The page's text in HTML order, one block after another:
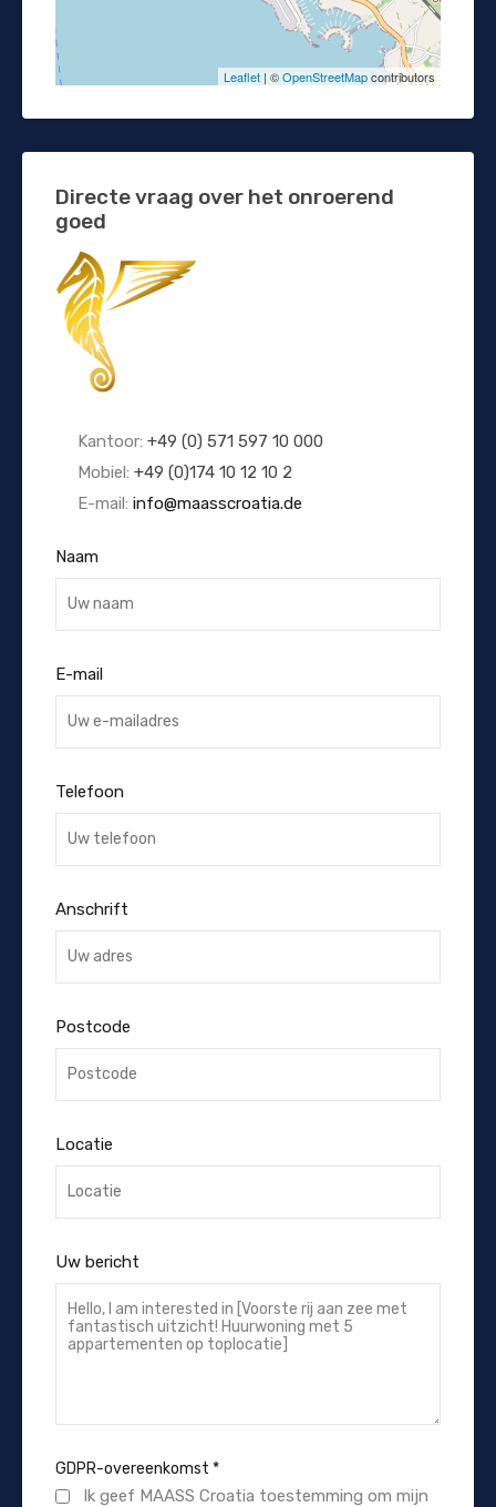
Leaflet | ©OpenStreetMapcontributors
Directe vraag over het onroerend
goed
Kantoor: +49 (0) 571 597 10 000
Mobiel: +49 (0)174 10 12 10 2
E-mail: info@maasscroatia.de
Naam
E-mail
Telefoon
Anschrift
Postcode
Locatie
Uw bericht
GDPR-overeenkomst *
Ik geef MAASS Croatia toestemming om mijn